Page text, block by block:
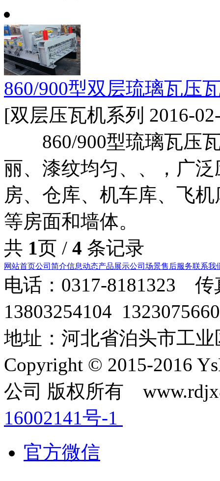
860/900型双层琉璃瓦压
[双层压瓦机系列 2016-
860/900型琉璃瓦压瓦
丽、漆纹均匀、、，广
房、仓库、机车库、飞
等房面和墙体。
共 1页 / 4 条记录
网站首页公司简介信息动态产品展示公司场景售后服务联系我
电话：0317-8181323
13803254104
地址：河北省泊头市工业
Copyright © 2015-2016
公司 版权所有
16002141号-1
官方微信